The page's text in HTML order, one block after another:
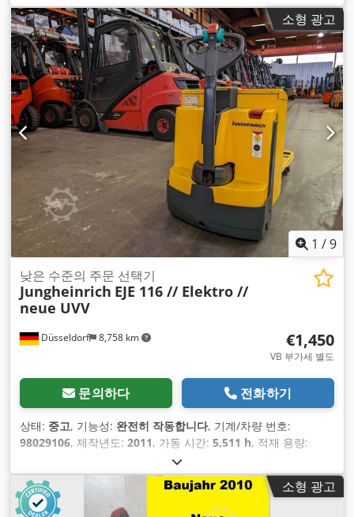
소형 광고
1 /9
Düsseldorf 8,758 km
낮은 수준의 주문 선택기
Jungheinrich EJE 116 // Elektro //
neue UVV
€1,450
VB 부가세 별도
문의하다 전화하기
상태: 중고, 기능성: 완전히 작동합니다, 기계/차량 번호:
98029106, 제작년도: 2011, 가동 시간: 5,511 h, 적재 용량:
, 건설 높이:
1,200 mm, 구동 방식:Elektro,
소형 광고